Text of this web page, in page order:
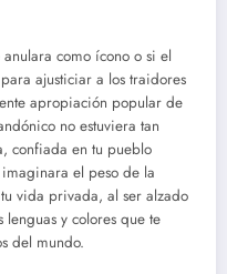
como ícono o si el
ajusticiar a los traidores
apropiación popular de
no estuviera tan
confiada en tu pueblo
el peso de la
vida privada, al ser alzado
y colores que te
del mundo.